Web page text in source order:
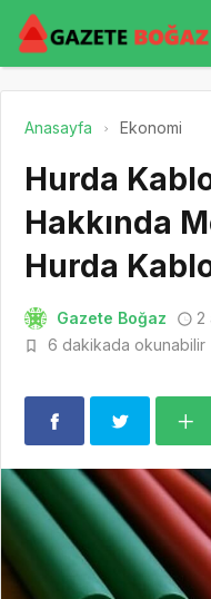
Anasayfa Ekonomi
Hurda
Hakkında
Hurda
Gazete Boğaz 2
6 dakikada okunabilir